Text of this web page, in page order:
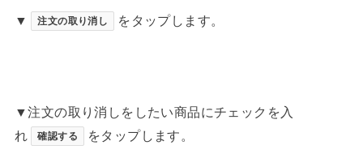
▼ 注文の取り消し をタップします。
▼注文の取り消しをしたい商品にチェックを入
れ
確認する をタップします。